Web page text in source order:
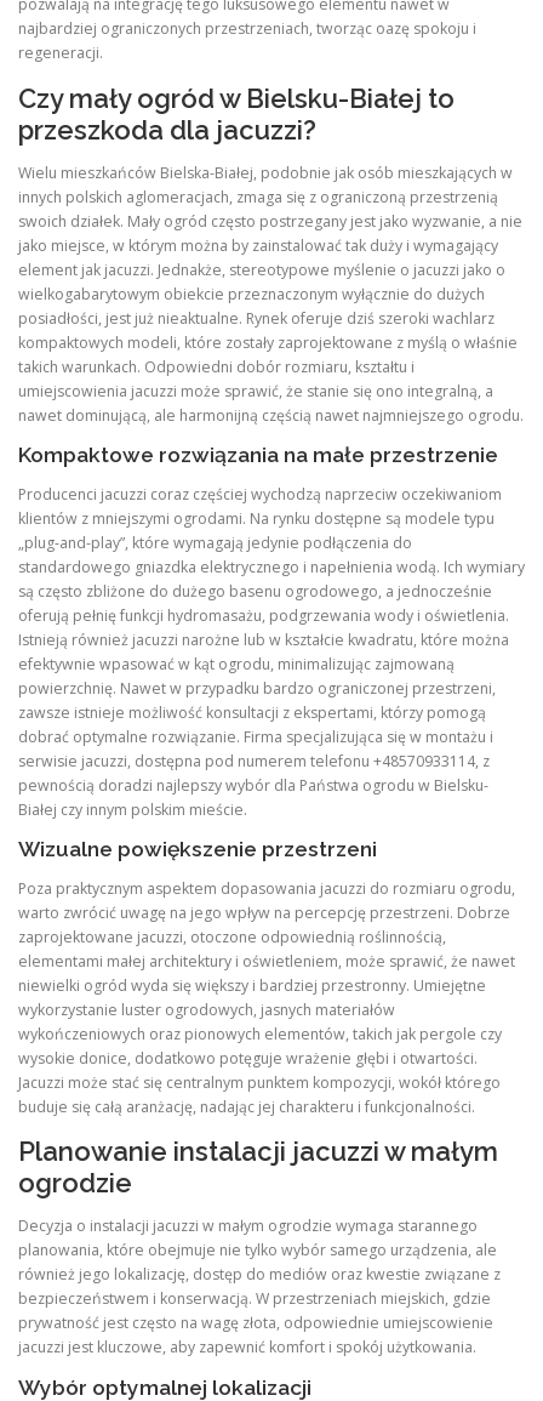
pozwalają na integrację tego luksusowego elementu nawet w
najbardziej ograniczonych przestrzeniach, tworząc oazę spokoju i
regeneracji.
Czy mały ogród w Bielsku-Białej to
przeszkoda dla jacuzzi?
Wielu mieszkańców Bielska-Białej, podobnie jak osób mieszkających w
innych polskich aglomeracjach, zmaga się z ograniczoną przestrzenią
swoich działek. Mały ogród często postrzegany jest jako wyzwanie, a nie
jako miejsce, w którym można by zainstalować tak duży i wymagający
element jak jacuzzi. Jednakże, stereotypowe myślenie o jacuzzi jako o
wielkogabarytowym obiekcie przeznaczonym wyłącznie do dużych
posiadłości, jest już nieaktualne. Rynek oferuje dziś szeroki wachlarz
kompaktowych modeli, które zostały zaprojektowane z myślą o właśnie
takich warunkach. Odpowiedni dobór rozmiaru, kształtu i
umiejscowienia jacuzzi może sprawić, że stanie się ono integralną, a
nawet dominującą, ale harmonijną częścią nawet najmniejszego ogrodu.
Kompaktowe rozwiązania na małe przestrzenie
Producenci jacuzzi coraz częściej wychodzą naprzeciw oczekiwaniom
klientów z mniejszymi ogrodami. Na rynku dostępne są modele typu
„plug-and-play”, które wymagają jedynie podłączenia do
standardowego gniazdka elektrycznego i napełnienia wodą. Ich wymiary
są często zbliżone do dużego basenu ogrodowego, a jednocześnie
oferują pełnię funkcji hydromasażu, podgrzewania wody i oświetlenia.
Istnieją również jacuzzi narożne lub w kształcie kwadratu, które można
efektywnie wpasować w kąt ogrodu, minimalizując zajmowaną
powierzchnię. Nawet w przypadku bardzo ograniczonej przestrzeni,
zawsze istnieje możliwość konsultacji z ekspertami, którzy pomogą
dobrać optymalne rozwiązanie. Firma specjalizująca się w montażu i
serwisie jacuzzi, dostępna pod numerem telefonu +48570933114, z
pewnością doradzi najlepszy wybór dla Państwa ogrodu w Bielsku-
Białej czy innym polskim mieście.
Wizualne powiększenie przestrzeni
Poza praktycznym aspektem dopasowania jacuzzi do rozmiaru ogrodu,
warto zwrócić uwagę na jego wpływ na percepcję przestrzeni. Dobrze
zaprojektowane jacuzzi, otoczone odpowiednią roślinnością,
elementami małej architektury i oświetleniem, może sprawić, że nawet
niewielki ogród wyda się większy i bardziej przestronny. Umiejętne
wykorzystanie luster ogrodowych, jasnych materiałów
wykończeniowych oraz pionowych elementów, takich jak pergole czy
wysokie donice, dodatkowo potęguje wrażenie głębi i otwartości.
Jacuzzi może stać się centralnym punktem kompozycji, wokół którego
buduje się całą aranżację, nadając jej charakteru i funkcjonalności.
Planowanie instalacji jacuzzi w małym
ogrodzie
Decyzja o instalacji jacuzzi w małym ogrodzie wymaga starannego
planowania, które obejmuje nie tylko wybór samego urządzenia, ale
również jego lokalizację, dostęp do mediów oraz kwestie związane z
bezpieczeństwem i konserwacją. W przestrzeniach miejskich, gdzie
prywatność jest często na wagę złota, odpowiednie umiejscowienie
jacuzzi jest kluczowe, aby zapewnić komfort i spokój użytkowania.
Wybór optymalnej lokalizacji